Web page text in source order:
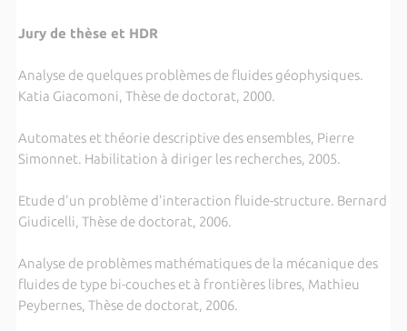
Jury de thèse et HDR
Analyse de quelques problèmes de fluides géophysiques.
Katia Giacomoni, Thèse de doctorat, 2000.
Automates et théorie descriptive des ensembles, Pierre
Simonnet. Habilitation à diriger les recherches, 2005.
Etude d'un problème d'interaction fluide-structure. Bernard
Giudicelli, Thèse de doctorat, 2006.
Analyse de problèmes mathématiques de la mécanique des
fluides de type bi-couches et à frontières libres, Mathieu
Peybernes, Thèse de doctorat, 2006.